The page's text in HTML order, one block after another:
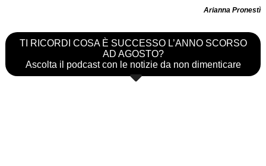
Arianna Pronestì
TI RICORDI COSA È SUCCESSO L’ANNO SCORSO
AD AGOSTO?
Ascolta il podcast con le notizie da non dimenticare